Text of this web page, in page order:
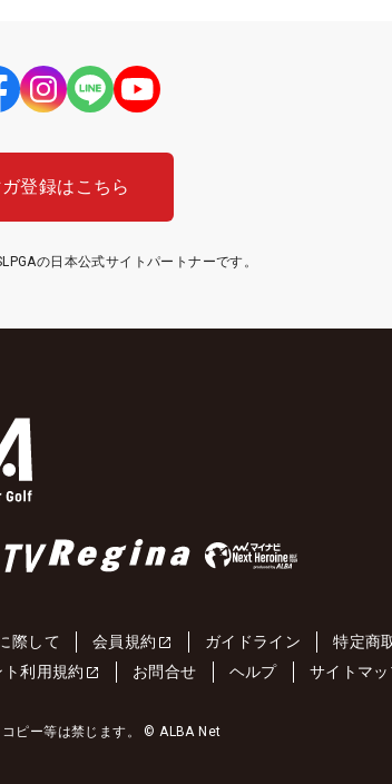
ガ登録はこちら
の日本公式サイトパートナーです。
際して 会員規約 ガイドライン
特定商
ト利用規約 お問合せ ヘルプ サイトマ
ピー等は禁じます。 © ALBA Net